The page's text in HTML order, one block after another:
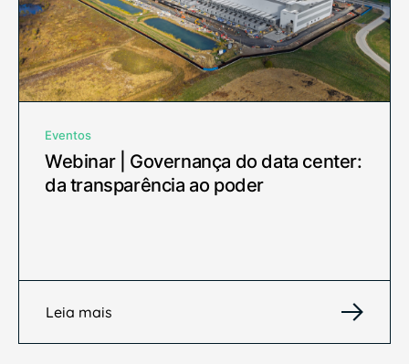
Eventos
Webinar | Governança do data center:
da transparência ao poder
Leia mais